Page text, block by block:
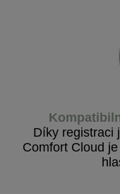
Díky registraci
Comfort Cloud